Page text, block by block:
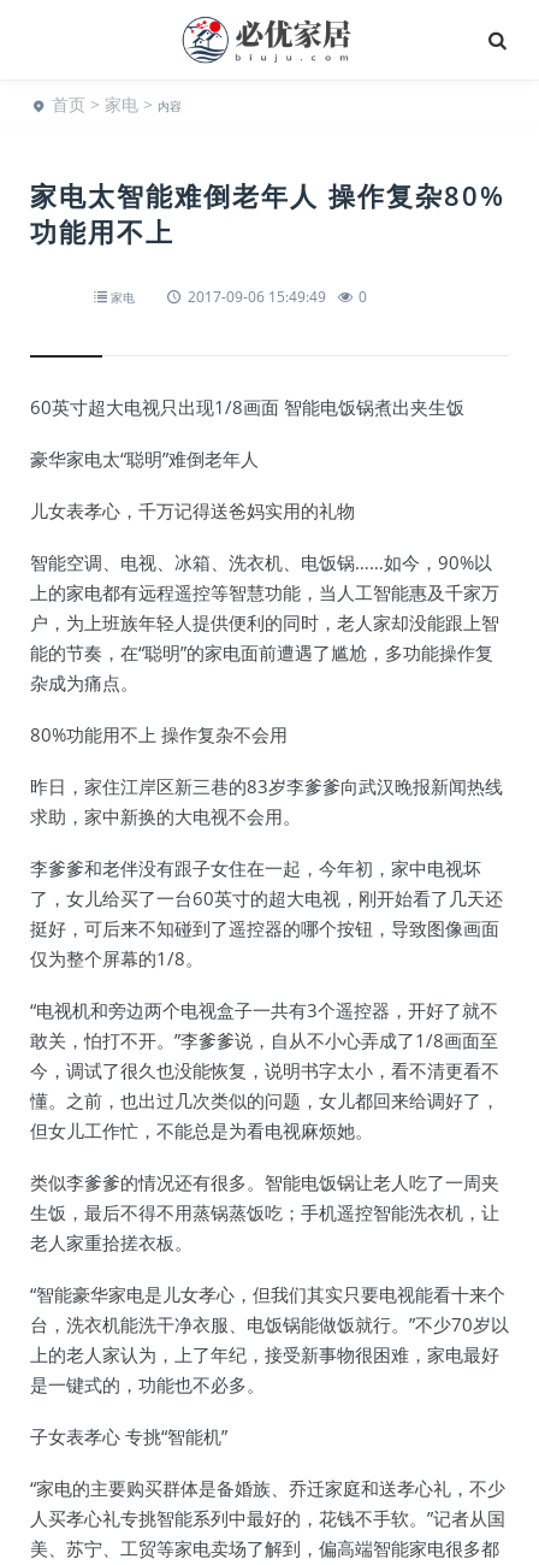
首页 > 家电 > 内容
家电太智能难倒老年人 操作复杂80%
功能用不上
家电 2017-09-06 15:49:49 0
60英寸超大电视只出现1/8画面 智能电饭锅煮出夹生饭
豪华家电太“聪明”难倒老年人
儿女表孝心，千万记得送爸妈实用的礼物
智能空调、电视、冰箱、洗衣机、电饭锅……如今，90%以
上的家电都有远程遥控等智慧功能，当人工智能惠及千家万
户，为上班族年轻人提供便利的同时，老人家却没能跟上智
能的节奏，在“聪明”的家电面前遭遇了尴尬，多功能操作复
杂成为痛点。
80%功能用不上 操作复杂不会用
昨日，家住江岸区新三巷的83岁李爹爹向武汉晚报新闻热线
求助，家中新换的大电视不会用。
李爹爹和老伴没有跟子女住在一起，今年初，家中电视坏
了，女儿给买了一台60英寸的超大电视，刚开始看了几天还
挺好，可后来不知碰到了遥控器的哪个按钮，导致图像画面
仅为整个屏幕的1/8。
“电视机和旁边两个电视盒子一共有3个遥控器，开好了就不
敢关，怕打不开。”李爹爹说，自从不小心弄成了1/8画面至
今，调试了很久也没能恢复，说明书字太小，看不清更看不
懂。之前，也出过几次类似的问题，女儿都回来给调好了，
但女儿工作忙，不能总是为看电视麻烦她。
类似李爹爹的情况还有很多。智能电饭锅让老人吃了一周夹
生饭，最后不得不用蒸锅蒸饭吃；手机遥控智能洗衣机，让
老人家重拾搓衣板。
“智能豪华家电是儿女孝心，但我们其实只要电视能看十来个
台，洗衣机能洗干净衣服、电饭锅能做饭就行。”不少70岁以
上的老人家认为，上了年纪，接受新事物很困难，家电最好
是一键式的，功能也不必多。
子女表孝心 专挑“智能机”
“家电的主要购买群体是备婚族、乔迁家庭和送孝心礼，不少
人买孝心礼专挑智能系列中最好的，花钱不手软。”记者从国
美、苏宁、工贸等家电卖场了解到，偏高端智能家电很多都